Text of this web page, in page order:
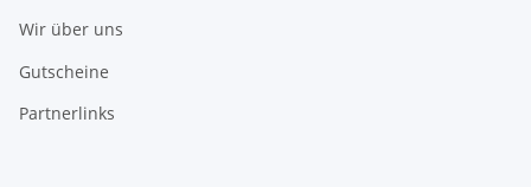
Wir über uns
Gutscheine
Partnerlinks